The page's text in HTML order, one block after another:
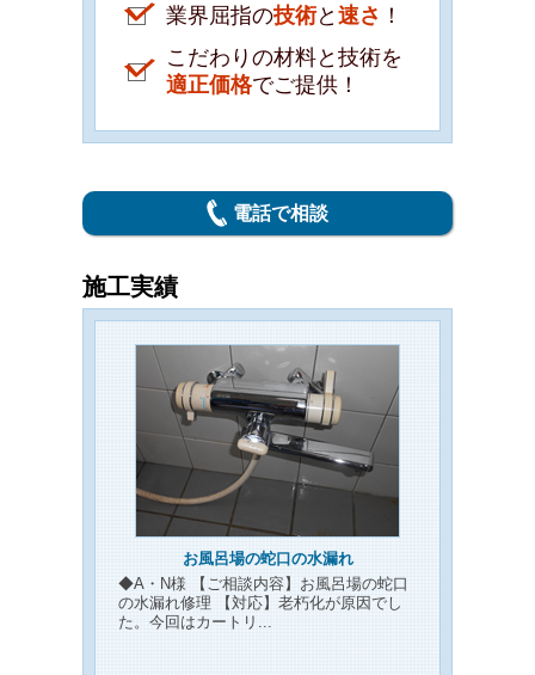
業界屈指の技術と 速さ ！
こだわりの材料と技術を
適正価格でご提供！
電話で相談
施工実績
お風呂場の蛇口の水漏れ
◆A・N様 【ご相談内容】お風呂場の蛇口
の水漏れ修理 【対応】老朽化が原因でし
た。今回はカートリ...